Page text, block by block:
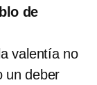
de
valentía no
un deber